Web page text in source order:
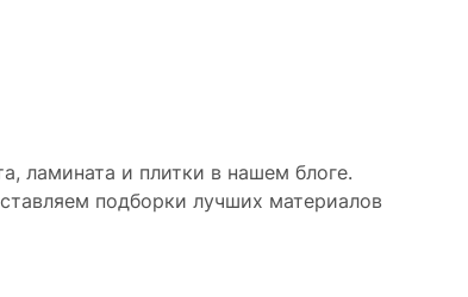
ламината и плитки в нашем блоге.
подборки лучших материалов